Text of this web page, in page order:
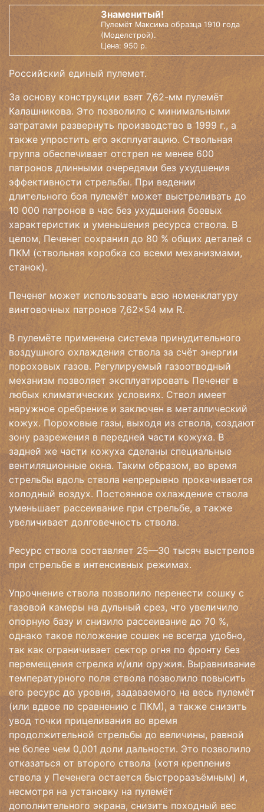
Знаменитый!
Пулемёт Максима образца 1910 года
(Моделстрой).
Цена: 950 р.
Российский единый пулемет.
За основу конструкции взят 7,62-мм пулемёт
Калашникова. Это позволило с минимальными
затратами развернуть производство в 1999 г., а
также упростить его эксплуатацию. Ствольная
группа обеспечивает отстрел не менее 600
патронов длинными очередями без ухудшения
эффективности стрельбы. При ведении
длительного боя пулемёт может выстреливать до
10 000 патронов в час без ухудшения боевых
характеристик и уменьшения ресурса ствола. В
целом, Печенег сохранил до 80 % общих деталей с
ПКМ (ствольная коробка со всеми механизмами,
станок).
Печенег может использовать всю номенклатуру
винтовочных патронов 7,62×54 мм R.
В пулемёте применена система принудительного
воздушного охлаждения ствола за счёт энергии
пороховых газов. Регулируемый газоотводный
механизм позволяет эксплуатировать Печенег в
любых климатических условиях. Ствол имеет
наружное оребрение и заключен в металлический
кожух. Пороховые газы, выходя из ствола, создают
зону разрежения в передней части кожуха. В
задней же части кожуха сделаны специальные
вентиляционные окна. Таким образом, во время
стрельбы вдоль ствола непрерывно прокачивается
холодный воздух. Постоянное охлаждение ствола
уменьшает рассеивание при стрельбе, а также
увеличивает долговечность ствола.
Ресурс ствола составляет 25—30 тысяч выстрелов
при стрельбе в интенсивных режимах.
Упрочнение ствола позволило перенести сошку с
газовой камеры на дульный срез, что увеличило
опорную базу и снизило рассеивание до 70 %,
однако такое положение сошек не всегда удобно,
так как ограничивает сектор огня по фронту без
перемещения стрелка и/или оружия. Выравнивание
температурного поля ствола позволило повысить
его ресурс до уровня, задаваемого на весь пулемёт
(или вдвое по сравнению с ПКМ), а также снизить
увод точки прицеливания во время
продолжительной стрельбы до величины, равной
не более чем 0,001 доли дальности. Это позволило
отказаться от второго ствола (хотя кре­пление
ствола у Печенега остается быстроразъёмным) и,
несмотря на установку на пулемёт
дополнительного экрана, снизить походный вес